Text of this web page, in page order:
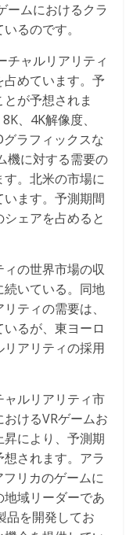
ームにおけるクラ
るのです。
チャルリアリティ
めています。予
が予想されま
、4K解像度、
ラフィックスな
機に対する需要の
。北米の市場に
ます。予測期間
ェアを占めると
の世界市場の収
いている。同地
ティの需要は、
るが、東ヨーロ
アリティの採用
ルリアリティ市
けるVRゲームお
により、予測期
されます。アラ
リカのゲームに
域リーダーであ
品を開発してお